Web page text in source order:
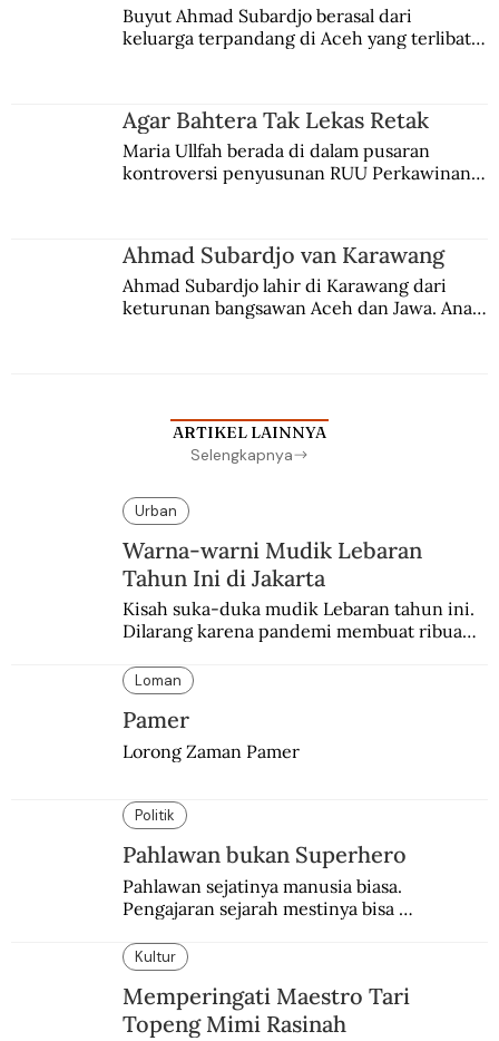
Buyut Ahmad Subardjo berasal dari
keluarga terpandang di Aceh yang terlibat
Agar Bahtera Tak Lekas Retak
Maria Ullfah berada di dalam pusaran
kontroversi penyusunan RUU Perkawinan.
Ahmad Subardjo van Karawang
Ahmad Subardjo lahir di Karawang dari
keturunan bangsawan Aceh dan Jawa. Anak
ARTIKEL LAINNYA
Selengkapnya
Urban
Warna-warni Mudik Lebaran
Tahun Ini di Jakarta
Kisah suka-duka mudik Lebaran tahun ini.
Dilarang karena pandemi membuat ribuan
kampung lebih awal.
Loman
Pamer
Lorong Zaman Pamer
Politik
Pahlawan bukan Superhero
Pahlawan sejatinya manusia biasa.
Pengajaran sejarah mestinya bisa
Kultur
Memperingati Maestro Tari
Topeng Mimi Rasinah